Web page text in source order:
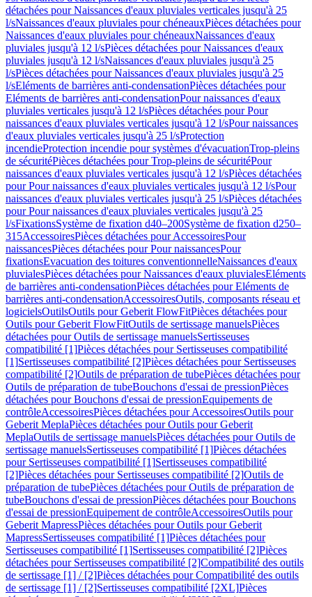
détachées pour Naissances d'eaux pluviales verticales jusqu'à 25
l/sNaissances d'eaux pluviales pour chéneauxPièces détachées pour
Naissances d'eaux pluviales pour chéneauxNaissances d'eaux
pluviales jusqu'à 12 l/sPièces détachées pour Naissances d'eaux
pluviales jusqu'à 12 l/sNaissances d'eaux pluviales jusqu'à 25
l/sPièces détachées pour Naissances d'eaux pluviales jusqu'à 25
l/sEléments de barrières anti-condensationPièces détachées pour
Eléments de barrières anti-condensationPour naissances d'eaux
pluviales verticales jusqu'à 12 l/sPièces détachées pour Pour
naissances d'eaux pluviales verticales jusqu'à 12 l/sPour naissances
d'eaux pluviales verticales jusqu'à 25 l/sProtection
incendieProtection incendie pour systèmes d'évacuationTrop-pleins
de sécuritéPièces détachées pour Trop-pleins de sécuritéPour
naissances d'eaux pluviales verticales jusqu'à 12 l/sPièces détachées
pour Pour naissances d'eaux pluviales verticales jusqu'à 12 l/sPour
naissances d'eaux pluviales verticales jusqu'à 25 l/sPièces détachées
pour Pour naissances d'eaux pluviales verticales jusqu'à 25
l/sFixationsSystème de fixation d40–200Système de fixation d250–
315AccessoiresPièces détachées pour AccessoiresPour
naissancesPièces détachées pour Pour naissancesPour
fixationsEvacuation des toitures conventionnelleNaissances d'eaux
pluvialesPièces détachées pour Naissances d'eaux pluvialesEléments
de barrières anti-condensationPièces détachées pour Eléments de
barrières anti-condensationAccessoiresOutils, composants réseau et
logicielsOutilsOutils pour Geberit FlowFitPièces détachées pour
Outils pour Geberit FlowFitOutils de sertissage manuelsPièces
détachées pour Outils de sertissage manuelsSertisseuses
compatibilité [1]Pièces détachées pour Sertisseuses compatibilité
[1]Sertisseuses compatibilité [2]Pièces détachées pour Sertisseuses
compatibilité [2]Outils de préparation de tubePièces détachées pour
Outils de préparation de tubeBouchons d'essai de pressionPièces
détachées pour Bouchons d'essai de pressionEquipements de
contrôleAccessoiresPièces détachées pour AccessoiresOutils pour
Geberit MeplaPièces détachées pour Outils pour Geberit
MeplaOutils de sertissage manuelsPièces détachées pour Outils de
sertissage manuelsSertisseuses compatibilité [1]Pièces détachées
pour Sertisseuses compatibilité [1]Sertisseuses compatibilité
[2]Pièces détachées pour Sertisseuses compatibilité [2]Outils de
préparation de tubePièces détachées pour Outils de préparation de
tubeBouchons d'essai de pressionPièces détachées pour Bouchons
d'essai de pressionEquipement de contrôleAccessoiresOutils pour
Geberit MapressPièces détachées pour Outils pour Geberit
MapressSertisseuses compatibilité [1]Pièces détachées pour
Sertisseuses compatibilité [1]Sertisseuses compatibilité [2]Pièces
détachées pour Sertisseuses compatibilité [2]Compatibilité des outils
de sertissage [1] / [2]Pièces détachées pour Compatibilité des outils
de sertissage [1] / [2]Sertisseuses compatibilité [2XL]Pièces